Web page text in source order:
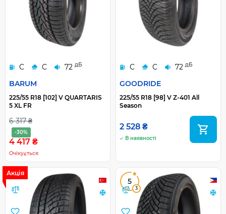
C C 72 дБ
BARUM
225/55 R18 [102] V QUARTARIS
5 XL FR
6 317 ₴
-30%
4 417 ₴
Очікується
C C 72 дБ
GOODRIDE
225/55 R18 [98] V Z-401 All
Season
2 528 ₴
В наявності
Акція
5
3